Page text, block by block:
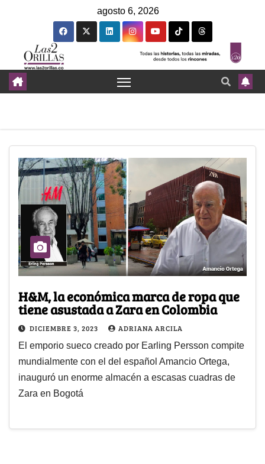
agosto 6, 2026
H&M, la económica marca de ropa que
tiene asustada a Zara en Colombia
DICIEMBRE 3, 2023 ADRIANA ARCILA
El emporio sueco creado por Earling Persson compite
mundialmente con el del español Amancio Ortega,
inauguró un enorme almacén a escasas cuadras de
Zara en Bogotá